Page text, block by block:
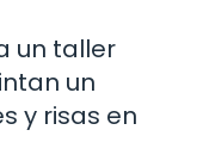
un taller
un
y risas en